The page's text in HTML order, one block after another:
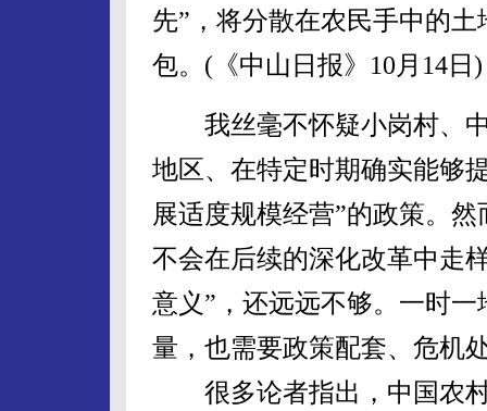
先”，将分散在农民手中的
包。(《中山日报》10月14日)
我丝毫不怀疑小岗村、中
地区、在特定时期确实能够
展适度规模经营”的政策。
不会在后续的深化改革中走
意义”，还远远不够。一时
量，也需要政策配套、危机
很多论者指出，中国农村